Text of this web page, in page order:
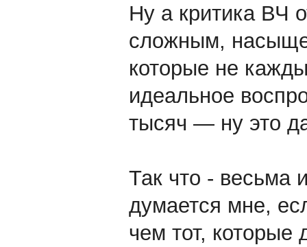
Ну а критика ВЧ
сложным,
которые не
идеальное
тысяч — ну это
Так что - весьма
думается мне,
чем тот, которые